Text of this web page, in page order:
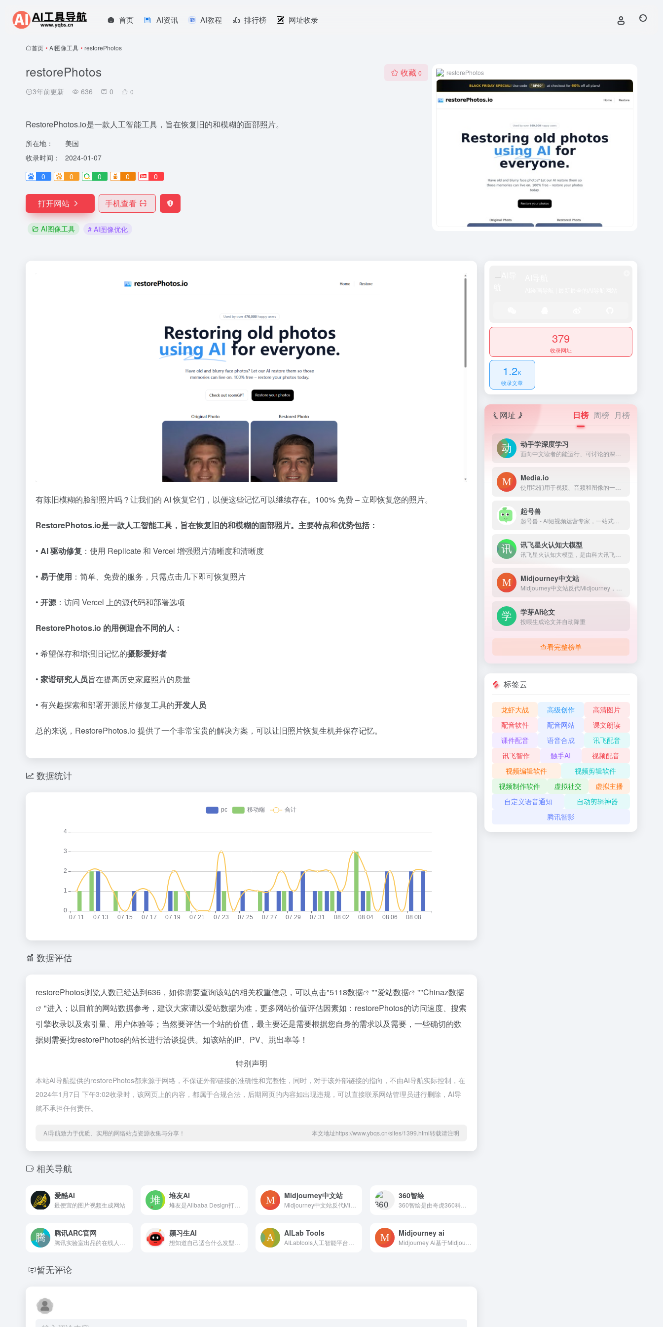
首页 AI资讯 AI教程 排行榜 网址收录
首页 • AI图像工具 • restorePhotos
restorePhotos
3年前更新 636 0 0
收藏 0
RestorePhotos.io是一款人工智能工具，旨在恢复旧的和模糊的面部照片。
所在地：
美国
收录时间：
2024-01-07
0
0 0 0 0
打开网站 手机查看
AI图像工具 # AI图像优化
restorePhotos
有陈旧模糊的脸部照片吗？让我们的 AI 恢复它们，以便这些记忆可以继续存在。100% 免费 – 立即恢复您的照片。
RestorePhotos.io是一款人工智能工具，旨在恢复旧的和模糊的面部照片。主要特点和优势包括：
• AI 驱动修复 ：使用 Replicate 和 Vercel 增强照片清晰度和清晰度
• 易于使用 ：简单、免费的服务，只需点击几下即可恢复照片
• 开源：访问 Vercel 上的源代码和部署选项
RestorePhotos.io 的用例迎合不同的人：
• 希望保存和增强旧记忆的摄影爱好者
• 家谱研究人员旨在提高历史家庭照片的质量
• 有兴趣探索和部署开源照片修复工具的开发人员
总的来说，RestorePhotos.io 提供了一个非常宝贵的解决方案，可以让旧照片恢复生机并保存记忆。
数据统计
数据评估
restorePhotos浏览人数已经达到636，如你需要查询该站的相关权重信息，可以点击"5118数据 ""爱站数据 ""Chinaz数据
"进入；以目前的网站数据参考，建议大家请以爱站数据为准，更多网站价值评估因素如：restorePhotos的访问速度、搜索
引擎收录以及索引量、用户体验等；当然要评估一个站的价值，最主要还是需要根据您自身的需求以及需要，一些确切的数
据则需要找restorePhotos的站长进行洽谈提供。如该站的IP、PV、跳出率等！
特别声明
本站AI导航提供的restorePhotos都来源于网络，不保证外部链接的准确性和完整性，同时，对于该外部链接的指向，不由AI导航实际控制，在
2024年1月7日 下午3:02收录时，该网页上的内容，都属于合规合法，后期网页的内容如出现违规，可以直接联系网站管理员进行删除，AI导
航不承担任何责任。
AI导航致力于优质、实用的网络站点资源收集与分享！ 本文地址https://www.ybqs.cn/sites/1399.html转载请注明
相关导航
爱酷AI
最便宜的图片视频生成网站
堆友AI
堆友是Alibaba Design打造的设计师全成长周期服务平台，围绕品质、效率、技能、成就、收入五大用户价值布局平台能力，全力服务设计师，旨在成为设计师的好朋友。 堆友历经大厂设计师团队多轮打磨雕刻，集海量高品质3D素材、实时在线渲染、多元场景功能应用、轻便好学易上手等多重优势于一身的设计神器，更自带免费可商用属性，为专业设计师、运营工友、学生小白、社交达人提供了一个零成本的在线设计站点和资源库。
Midjourney中文站 360智绘
腾讯ARC官网 颜习生AI AILab Tools Midjourney ai
暂无评论
379
收录网址
1.2K
收录文章
网址 日榜 周榜 月榜
动手学深度学习
Media.io
起号兽
讯飞星火认知大模型
Midjourney中文站
学芽AI论文
投喂生成论文并自动降重
查看完整榜单
标签云
龙虾大战 高级创作
高清图片
配音软件
配音网站
课文朗读
课件配音
语音合成
讯飞配音
讯飞智作
触手AI
视频配音
视频编辑软件
视频剪辑软件
视频制作软件
虚拟社交
虚拟主播
自定义语音通知
自动剪辑神器
腾讯智影